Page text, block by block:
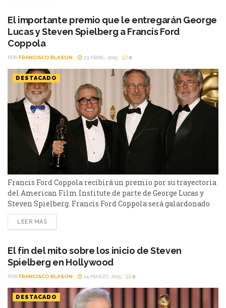
y estar basada de manera...
El importante premio que le entregarán George
Lucas y Steven Spielberg a Francis Ford
Coppola
POR FRANCISCO BLASON 23 ABRIL, 2025 0
DESTACADO
Francis Ford Coppola recibirá un premio por su trayectoria
del American Film Institute de parte de George Lucas y
Steven Spielberg. Francis Ford Coppola será galardonado
una vez más por su aporte al séptimo arte. El histórico
director recibirá el premio “Life Achievement” del
en recibir este premio. Y como no podía...
LEER MÁS
El fin del mito sobre los inicio de Steven
Spielberg en Hollywood
POR FRANCISCO BLASON 14 MARZO, 2025 0
DESTACADO